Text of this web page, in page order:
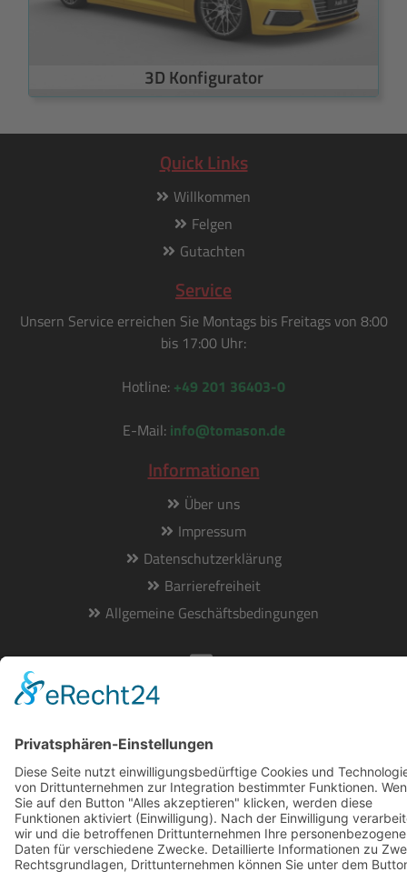
3D Konfigurator
Quick Links
Willkommen
Felgen
Gutachten
Service
Unsern Service erreichen Sie Montags bis Freitags von 8:00
bis 17:00 Uhr:
Hotline: +49 201 36403-0
E-Mail: info@tomason.de
Informationen
Über uns
Impressum
Datenschutzerklärung
Barrierefreiheit
Allgemeine Geschäftsbedingungen
© 2019 Tomason GmbH